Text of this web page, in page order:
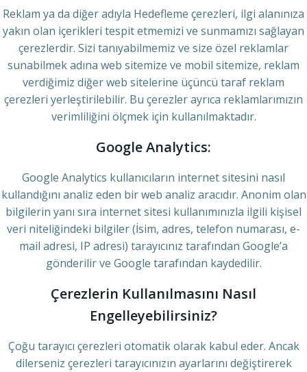
Reklam ya da diğer adıyla Hedefleme çerezleri, ilgi alanınıza
yakın olan içerikleri tespit etmemizi ve sunmamızı sağlayan
çerezlerdir. Sizi tanıyabilmemiz ve size özel reklamlar
sunabilmek adına web sitemize ve mobil sitemize, reklam
verdiğimiz diğer web sitelerine üçüncü taraf reklam
çerezleri yerleştirilebilir. Bu çerezler ayrıca reklamlarımızın
verimliliğini ölçmek için kullanılmaktadır.
Google Analytics:
Google Analytics kullanıcıların internet sitesini nasıl
kullandığını analiz eden bir web analiz aracıdır. Anonim olan
bilgilerin yanı sıra internet sitesi kullanımınızla ilgili kişisel
veri niteliğindeki bilgiler (İsim, adres, telefon numarası, e-
mail adresi, IP adresi) tarayıcınız tarafından Google’a
gönderilir ve Google tarafından kaydedilir.
Çerezlerin Kullanılmasını Nasıl
Engelleyebilirsiniz?
Çoğu tarayıcı çerezleri otomatik olarak kabul eder. Ancak
dilerseniz çerezleri tarayıcınızın ayarlarını değiştirerek